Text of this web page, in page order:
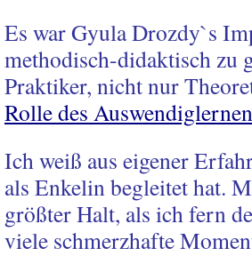
Es war Gyula Drozdy`s
methodisch-didaktisch zu
Praktiker, nicht nur
Rolle des
Ich weiß aus eigener
als Enkelin begleitet hat.
größter Halt, als ich fern
viele schmerzhafte